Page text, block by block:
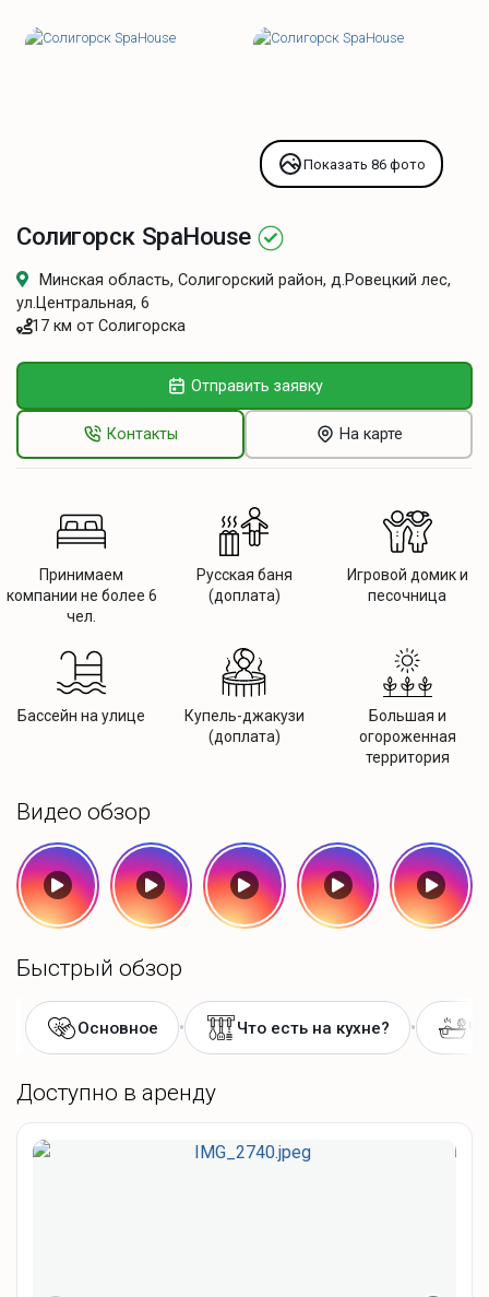
Показать 86 фото
Солигорск SpaHouse
Минская область, Солигорский район, д.Ровецкий лес,
ул.Центральная, 6
17 км от Солигорска
Отправить заявку
Контакты На карте
Принимаем
компании не более 6
чел.
Русская баня
(доплата)
Игровой домик и
песочница
Бассейн на улице
Купель-джакузи
(доплата)
Большая и
огороженная
территория
Видео обзор
Быстрый обзор
Основное • Что есть на кухне? •
Доступно в аренду